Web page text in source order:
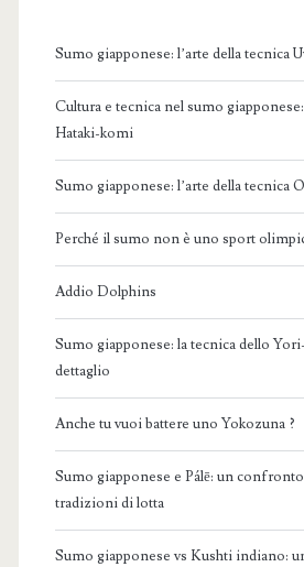
Sumo giapponese: l’arte della tecnica
Cultura e tecnica nel sumo
Hataki-komi
Sumo giapponese: l’arte della tecnica
Perché il sumo non è uno sport
Addio Dolphins
Sumo giapponese: la tecnica dello
dettaglio
Anche tu vuoi battere uno Yokozuna ?
Sumo giapponese e Pálē: un
tradizioni di lotta
Sumo giapponese vs Kushti indiano: